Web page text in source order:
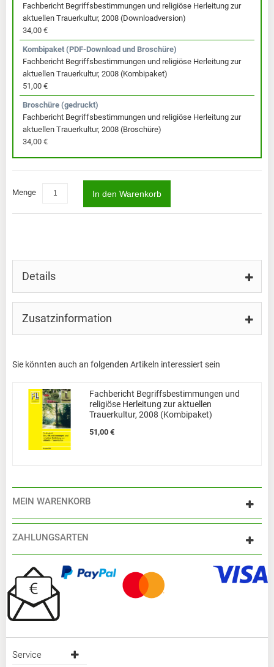
Fachbericht Begriffsbestimmungen und religiöse Herleitung zur
aktuellen Trauerkultur, 2008 (Downloadversion)
34,00 €
Kombipaket (PDF-Download und Broschüre)
Fachbericht Begriffsbestimmungen und religiöse Herleitung zur
aktuellen Trauerkultur, 2008 (Kombipaket)
51,00 €
Broschüre (gedruckt)
Fachbericht Begriffsbestimmungen und religiöse Herleitung zur
aktuellen Trauerkultur, 2008 (Broschüre)
34,00 €
Menge In den Warenkorb
Details
Zusatzinformation
Sie könnten auch an folgenden Artikeln interessiert sein
Fachbericht Begriffsbestimmungen und
religiöse Herleitung zur aktuellen
Trauerkultur, 2008 (Kombipaket)
51,00 €
MEIN WARENKORB
ZAHLUNGSARTEN
Service